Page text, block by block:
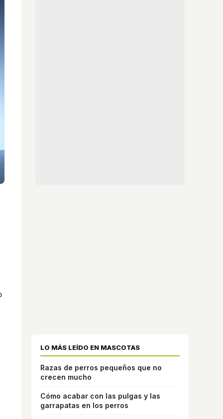
LO MÁS LEÍDO EN MASCOTAS
Razas de perros pequeños que no
crecen mucho
Cómo acabar con las pulgas y las
garrapatas en los perros